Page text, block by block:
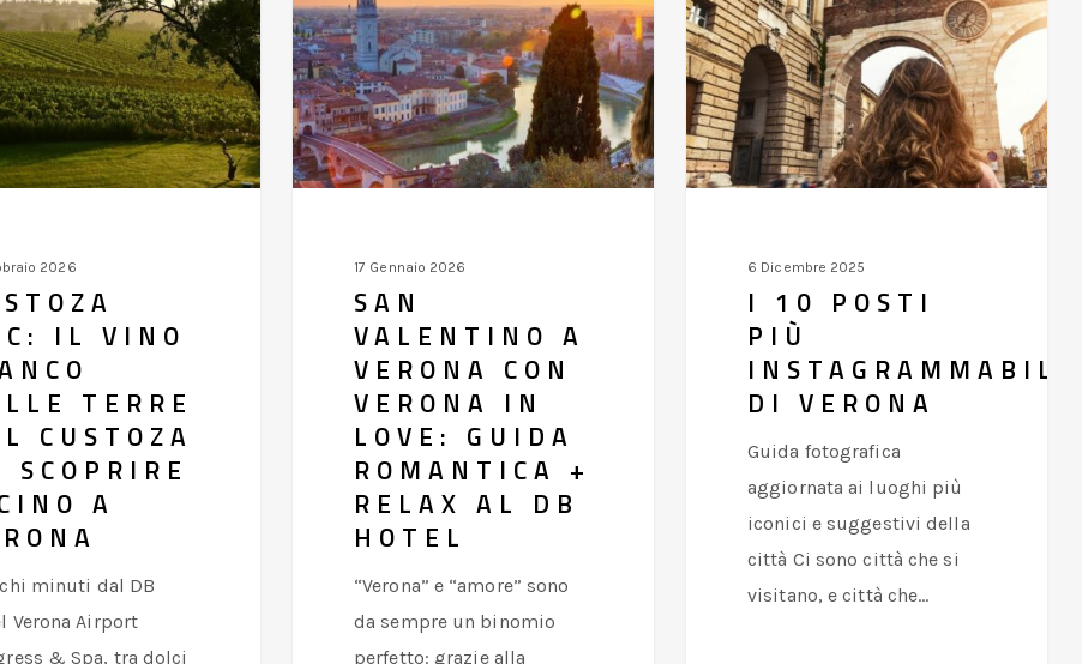
2026
IL VINO
TERRE
CUSTOZA
SCOPRIRE
A
minuti dal DB
Verona Airport
& Spa, tra dolci
a
Verona
con
Verona
in
17 Gennaio 2026
SAN
VALENTINO A
VERONA CON
VERONA IN
LOVE: GUIDA
ROMANTICA +
RELAX AL DB
HOTEL
“Verona” e “amore” sono
da sempre un binomio
perfetto: grazie alla
posti
più
instagrammabili
di
Verona
6 Dicembre 2025
I 10 POSTI
PIÙ
INSTAGRAMMABILI
DI VERONA
Guida fotografica
aggiornata ai luoghi più
iconici e suggestivi della
città Ci sono città che si
visitano, e città che…